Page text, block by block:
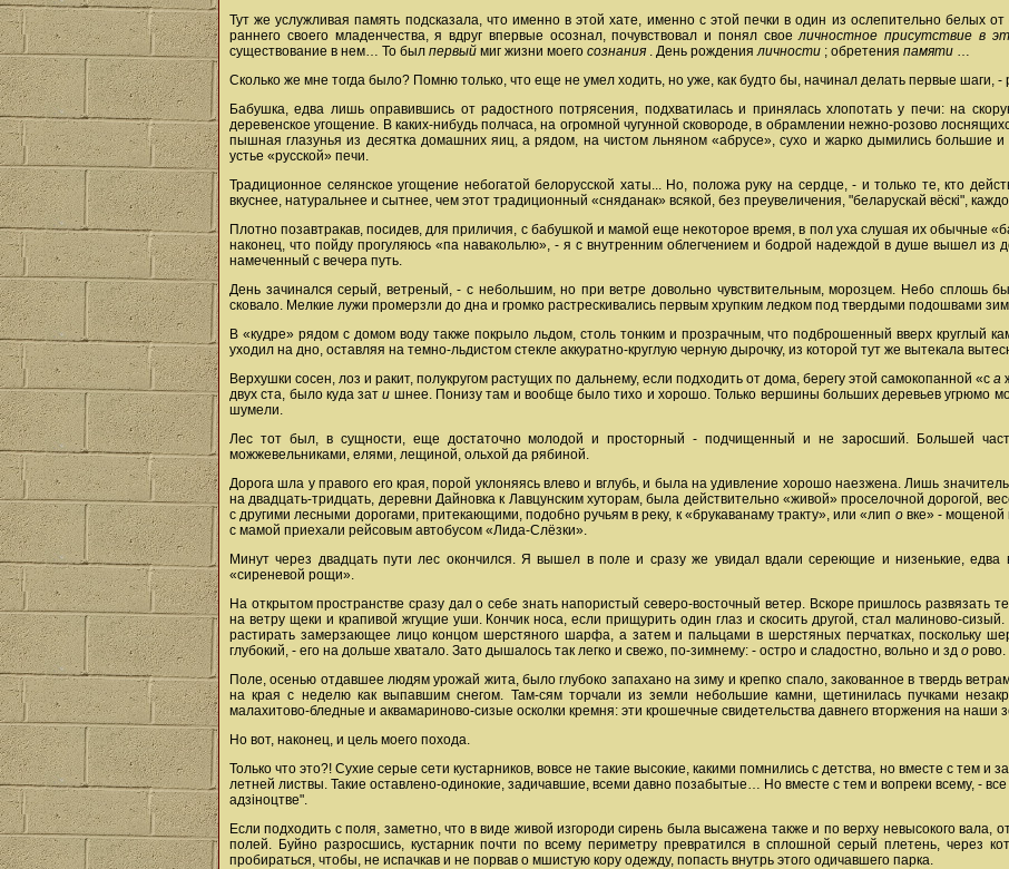
Тут же услужливая память подсказала, что именно в этой хате, именно с этой печки в один из ослепительно белых
раннего своего младенчества, я вдруг впервые осознал, почувствовал и понял своеличностное присутствие в
существование в нем… То был первый миг жизни моего сознания . День рожденияличности ; обретения памяти …
Сколько же мне тогда было? Помню только, что еще не умел ходить, но уже, как будто бы, начинал делать первые шаги,
Бабушка, едва лишь оправившись от радостного потрясения, подхватилась и принялась хлопотать у печи: на
деревенское угощение. В каких-нибудь полчаса, на огромной чугунной сковороде, в обрамлении нежно-розово
пышная глазунья из десятка домашних яиц, а рядом, на чистом льняном «абрусе», сухо и жарко дымились
устье «русской» печи.
Традиционное селянское угощение небогатой белорусской хаты... Но, положа руку на сердце, - и только те, кто
вкуснее, натуральнее и сытнее, чем этот традиционный «сняданак» всякой, без преувеличения, "беларускай вёскі",
Плотно позавтракав, посидев, для приличия, с бабушкой и мамой еще некоторое время, в пол уха слушая их обычные
наконец, что пойду прогуляюсь «па навакольлю», - я с внутренним облегчением и бодрой надеждой в душе вышел из
намеченный с вечера путь.
День зачинался серый, ветреный, - с небольшим, но при ветре довольно чувствительным, морозцем. Небо сплошь
сковало. Мелкие лужи промерзли до дна и громко растрескивались первым хрупким ледком под твердыми подошвами
В «кудре» рядом с домом воду также покрыло льдом, столь тонким и прозрачным, что подброшенный вверх круглый
уходил на дно, оставляя на темно-льдистом стекле аккуратно-круглую черную дырочку, из которой тут же вытекала
Верхушки сосен, лоз и ракит, полукругом растущих по дальнему, если подходить от дома, берегу этой самокопанной «са
двух ста, было куда зати шнее. Понизу там и вообще было тихо и хорошо. Только вершины больших деревьев угрюмо
шумели.
Лес тот был, в сущности, еще достаточно молодой и просторный - подчищенный и не заросший. Большей
можжевельниками, елями, лещиной, ольхой да рябиной.
Дорога шла у правого его края, порой уклоняясь влево и вглубь, и была на удивление хорошо наезжена. Лишь
на двадцать-тридцать, деревни Дайновка к Лавцунским хуторам, была действительно «живой» проселочной дорогой,
с другими лесными дорогами, притекающими, подобно ручьям в реку, к «брукаванаму тракту», или «лип о вке» - мощеной
с мамой приехали рейсовым автобусом «Лида-Слёзки».
Минут через двадцать пути лес окончился. Я вышел в поле и сразу же увидал вдали сереющие и низенькие,
«сиреневой рощи».
На открытом пространстве сразу дал о себе знать напористый северо-восточный ветер. Вскоре пришлось развязать
на ветру щеки и крапивой жгущие уши. Кончик носа, если прищурить один глаз и скосить другой, стал малиново-
растирать замерзающее лицо концом шерстяного шарфа, а затем и пальцами в шерстяных перчатках, поскольку
глубокий, - его на дольше хватало. Зато дышалось так легко и свежо, по-зимнему: - остро и сладостно, вольно и зд о рово.
Поле, осенью отдавшее людям урожай жита, было глубоко запахано на зиму и крепко спало, закованное в твердь
на края с неделю как выпавшим снегом. Там-сям торчали из земли небольшие камни, щетинилась пучками
малахитово-бледные и аквамариново-сизые осколки кремня: эти крошечные свидетельства давнего вторжения на наши
Но вот, наконец, и цель моего похода.
Только что это?! Сухие серые сети кустарников, вовсе не такие высокие, какими помнились с детства, но вместе с тем
летней листвы. Такие оставлено-одинокие, задичавшие, всеми давно позабытые… Но вместе с тем и вопреки всему, -
адзіноцтве".
Если подходить с поля, заметно, что в виде живой изгороди сирень была высажена также и по верху невысокого
полей. Буйно разросшись, кустарник почти по всему периметру превратился в сплошной серый плетень, через
пробираться, чтобы, не испачкав и не порвав о мшистую кору одежду, попасть внутрь этого одичавшего парка.